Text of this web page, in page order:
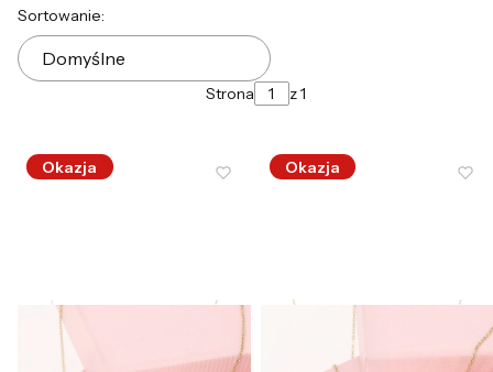
Lista produktów
Sortowanie:
Domyślne
Strona z 1
Okazja Okazja